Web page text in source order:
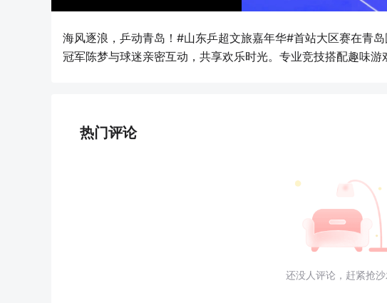
海风逐浪，乒动青岛！#山东乒超文旅嘉年华#首站大区赛在青
冠军陈梦与球迷亲密互动，共享欢乐时光。专业竞技搭配趣味游
热门评论
还没人评论，赶紧抢沙